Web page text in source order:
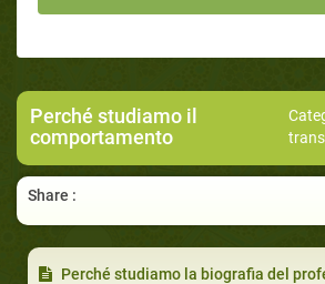
Perché studiamo il
comportamento
Share :
Perché studiamo la biografia del